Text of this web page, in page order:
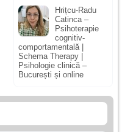
Hrițcu-Radu
Catinca –
Psihoterapie
cognitiv-
comportamentală |
Schema Therapy |
Psihologie clinică –
București și online